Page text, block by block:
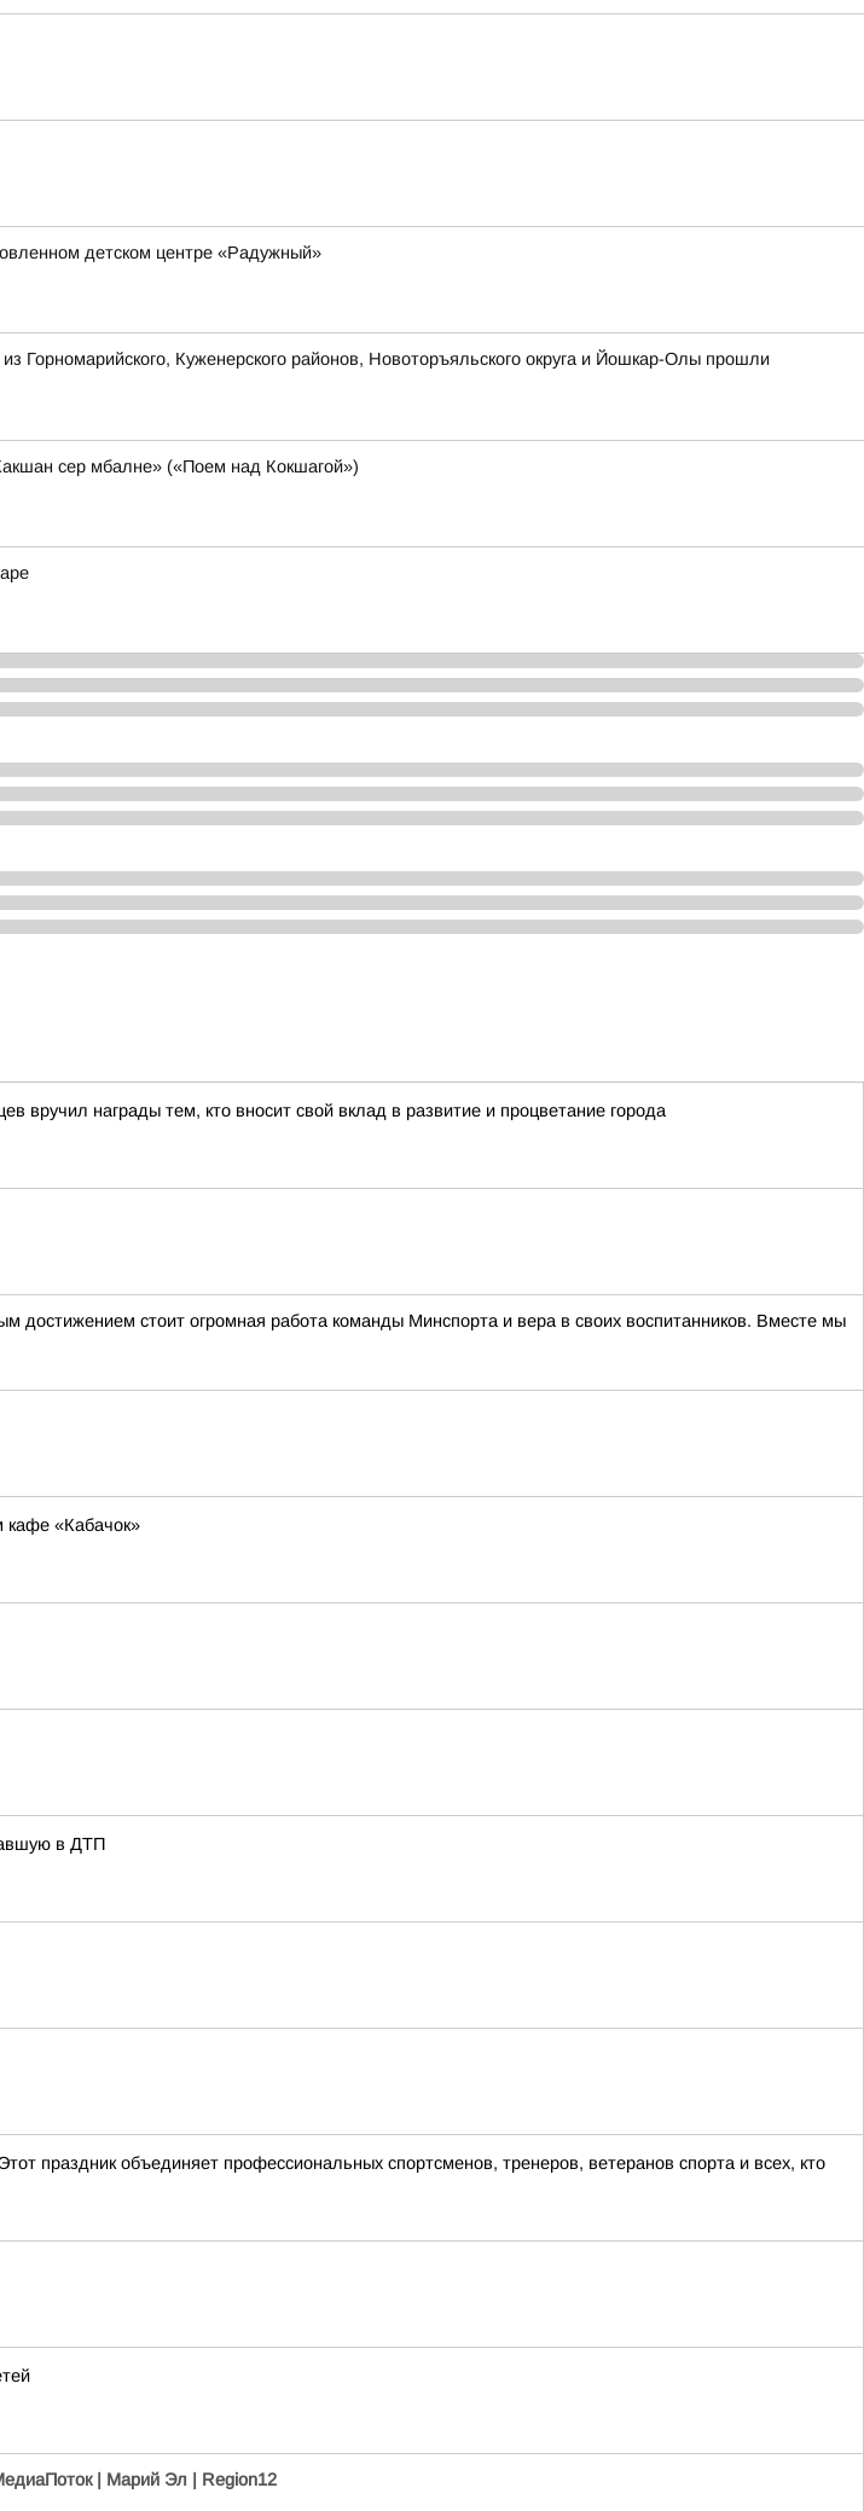
детском центре «Радужный»
Горномарийского, Куженерского районов, Новоторъяльского округа и Йошкар-Олы прошли
сер мбалне» («Поем над Кокшагой»)
награды тем, кто вносит свой вклад в развитие и процветание города
стоит огромная работа команды Минспорта и вера в своих воспитанников. Вместе мы
кафе «Кабачок»
в ДТП
праздник объединяет профессиональных спортсменов, тренеров, ветеранов спорта и всех, кто
| Марий Эл | Region12